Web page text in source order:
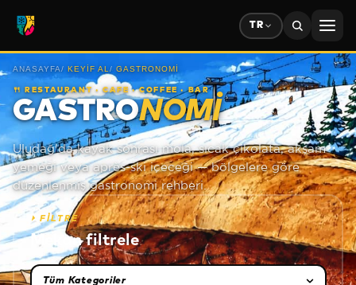
TR
ANASAYFA/ KEYIF AL / GASTRONOMI
🍴 RESTAURANT · CAFE · COFFEE · BAR
GASTRONOMI
Uludağ'da kayak sonrası mola, sıcak çikolata, akşam
yemeği veya après-ski içeceği — bölgelere göre
düzenlenmiş gastronomi rehberi.
⏵ FİLTRE
Mekan filtrele
Kategori seçimi